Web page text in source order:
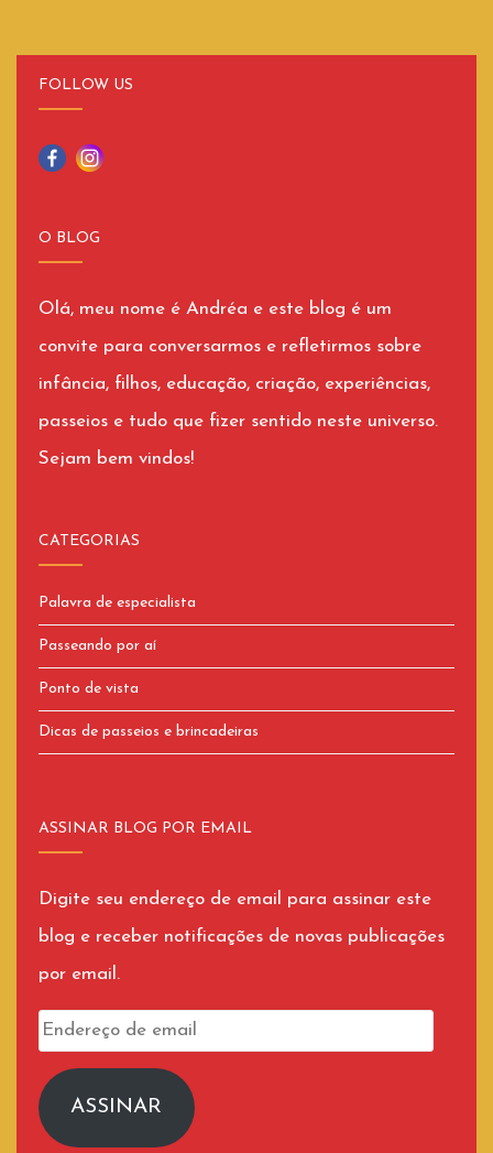
FOLLOW US
O BLOG
Olá, meu nome é Andréa e este blog é um
convite para conversarmos e refletirmos sobre
infância, filhos, educação, criação, experiências,
passeios e tudo que fizer sentido neste universo.
Sejam bem vindos!
CATEGORIAS
Palavra de especialista
Passeando por aí
Ponto de vista
Dicas de passeios e brincadeiras
ASSINAR BLOG POR EMAIL
Digite seu endereço de email para assinar este
blog e receber notificações de novas publicações
por email.
Endereço
emailASSINAR